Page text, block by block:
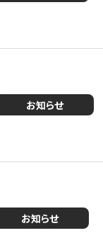
お知らせ
お知らせ